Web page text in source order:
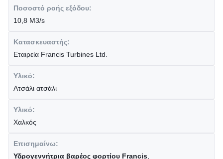
Ποσοστό ροής εξόδου:
10,8 M3/s
Κατασκευαστής:
Εταιρεία Francis Turbines Ltd.
Υλικό:
Ατσάλι ατσάλι
Υλικό:
Χαλκός
Επισημαίνω:
Υδρογεννήτρια βαρέος φορτίου Francis